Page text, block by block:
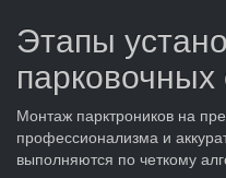
Этапы
Монтаж парктроников на
профессионализма и
выполняются по четкому